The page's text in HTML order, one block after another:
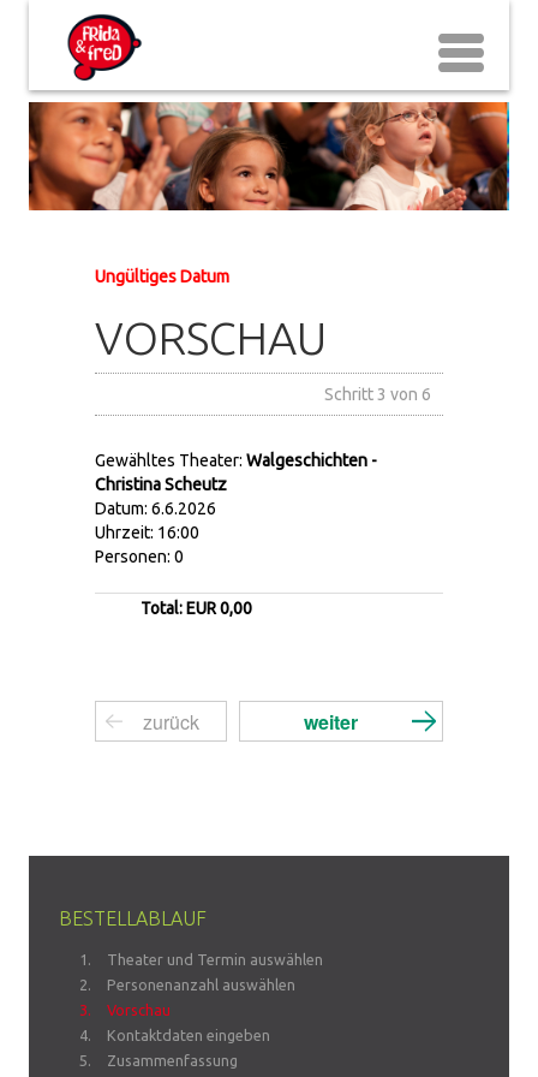
Ungültiges Datum
VORSCHAU
Schritt 3 von 6
Gewähltes Theater: Walgeschichten -
Christina Scheutz
Datum: 6.6.2026
Uhrzeit: 16:00
Personen: 0
Total: EUR 0,00
BESTELLABLAUF
Theater und Termin auswählen
Personenanzahl auswählen
Vorschau
Kontaktdaten eingeben
Zusammenfassung